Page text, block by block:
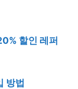
할인 레퍼
방법